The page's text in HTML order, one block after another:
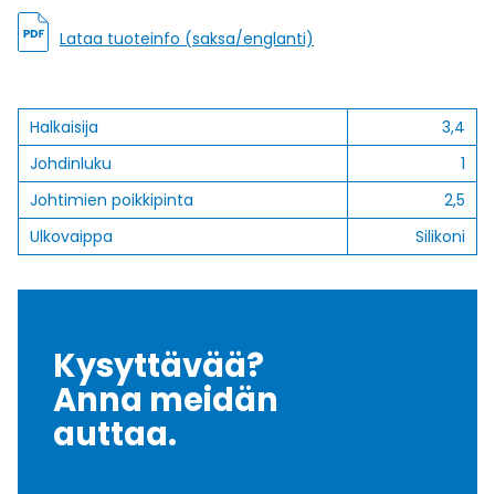
Lataa tuoteinfo (saksa/englanti)
Halkaisija
3,4
Johdinluku
1
Johtimien poikkipinta
2,5
Ulkovaippa
Silikoni
Kysyttävää?
Anna meidän
auttaa.